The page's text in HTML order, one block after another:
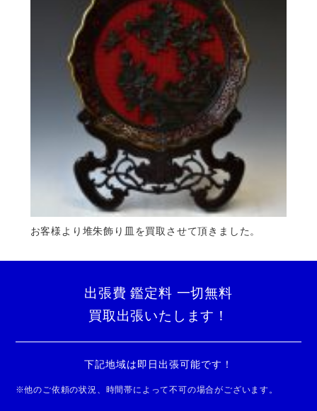
お客様より堆朱飾り皿を買取させて頂きました。
出張費 鑑定料 一切無料
買取出張いたします！
下記地域は即日出張可能です！
※他のご依頼の状況、時間帯によって不可の場合がございます。